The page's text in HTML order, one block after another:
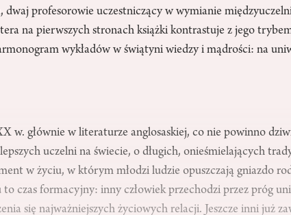
dwaj profesorowie uczestniczący w wymianie
na pierwszych stronach książki kontrastuje z jego
wykładów w świątyni wiedzy i mądrości: na
w. głównie w literaturze anglosaskiej, co nie powinno
uczelni na świecie, o długich, onieśmielających
w życiu, w którym młodzi ludzie opuszczają gniazdo
czas formacyjny: inny człowiek przechodzi przez próg
się najważniejszych życiowych relacji. Jeszcze inni już